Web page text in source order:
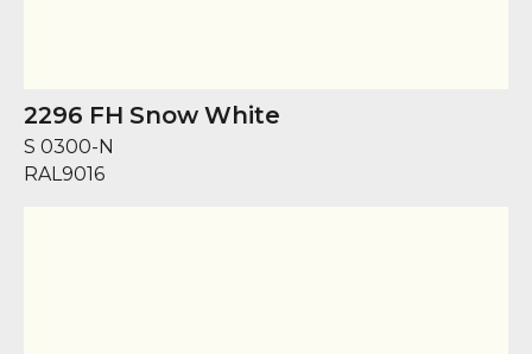
2296 FH Snow White
S 0300-N
RAL9016